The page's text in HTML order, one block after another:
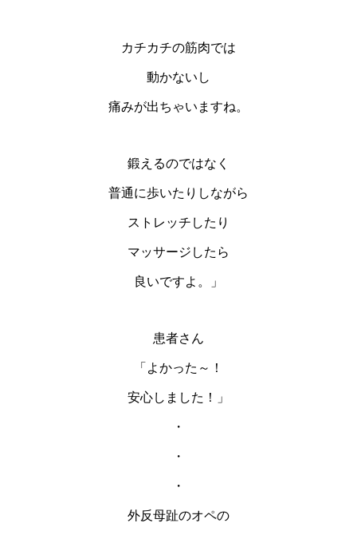
カチカチの筋肉では
動かないし
痛みが出ちゃいますね。
鍛えるのではなく
普通に歩いたりしながら
ストレッチしたり
マッサージしたら
良いですよ。」
患者さん
「よかった～！
安心しました！」
・
・
・
外反母趾のオペの